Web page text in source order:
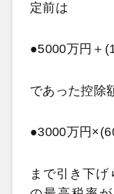
定前は
●5000万円＋
であった控除
●3000万円
まで引き下